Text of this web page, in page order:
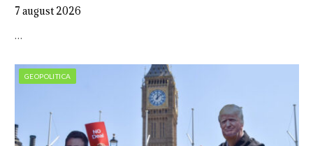
7 august 2026
…
GEOPOLITICA